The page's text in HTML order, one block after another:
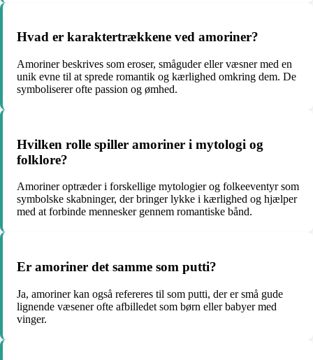
Hvad er karaktertrækkene ved amoriner?
Amoriner beskrives som eroser, småguder eller væsner med en
unik evne til at sprede romantik og kærlighed omkring dem. De
symboliserer ofte passion og ømhed.
Hvilken rolle spiller amoriner i mytologi og
folklore?
Amoriner optræder i forskellige mytologier og folkeeventyr som
symbolske skabninger, der bringer lykke i kærlighed og hjælper
med at forbinde mennesker gennem romantiske bånd.
Er amoriner det samme som putti?
Ja, amoriner kan også refereres til som putti, der er små gude
lignende væsener ofte afbilledet som børn eller babyer med
vinger.